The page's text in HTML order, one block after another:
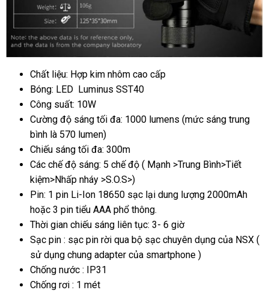
Chất liệu: Hợp kim nhôm cao cấp
Bóng: LED Luminus SST40
Công suất: 10W
Cường độ sáng tối đa: 1000 lumens (mức sáng trung
bình là 570 lumen)
Chiếu sáng tối đa: 300m
Các chế độ sáng: 5 chế độ ( Mạnh >Trung Bình>Tiết
kiệm>Nhấp nháy >S.O.S>)
Pin: 1 pin Li-Ion 18650 sạc lại dung lượng 2000mAh
hoặc 3 pin tiểu AAA phổ thông.
Thời gian chiếu sáng liên tục: 3- 6 giờ
Sạc pin : sạc pin rời qua bộ sạc chuyên dụng của NSX (
sử dụng chung adapter của smartphone )
Chống nước : IP31
Chống rơi : 1 mét